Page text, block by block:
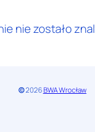
nie zostało
©2026BWA Wrocław